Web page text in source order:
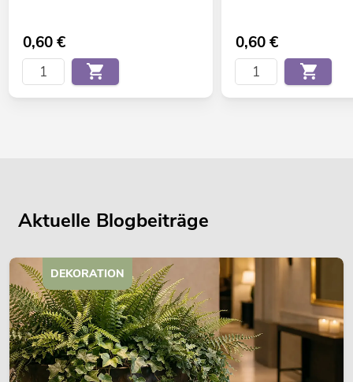
0,60€ 0,60€
Aktuelle Blogbeiträge
DEKORATION